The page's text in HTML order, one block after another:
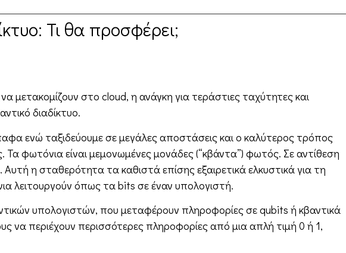
Τι θα προσφέρει;
μετακομίζουν στο cloud, η ανάγκη για τεράστιες ταχύτητες και
διαδίκτυο.
ενώ ταξιδεύουμε σε μεγάλες αποστάσεις και ο καλύτερος τρόπος
φωτόνια είναι μεμονωμένες μονάδες (“κβάντα”) φωτός. Σε αντίθεση
η σταθερότητα τα καθιστά επίσης εξαιρετικά ελκυστικά για τη
λειτουργούν όπως τα bits σε έναν υπολογιστή.
υπολογιστών, που μεταφέρουν πληροφορίες σε qubits ή κβαντικά
να περιέχουν περισσότερες πληροφορίες από μια απλή τιμή 0 ή 1,